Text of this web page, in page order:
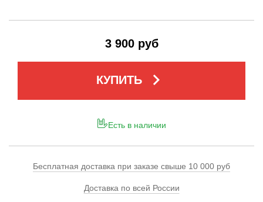
3 900 руб
КУПИТЬ keyboard_arrow_right
Есть в наличии
Бесплатная доставка при заказе свыше 10 000 руб
Доставка по всей России